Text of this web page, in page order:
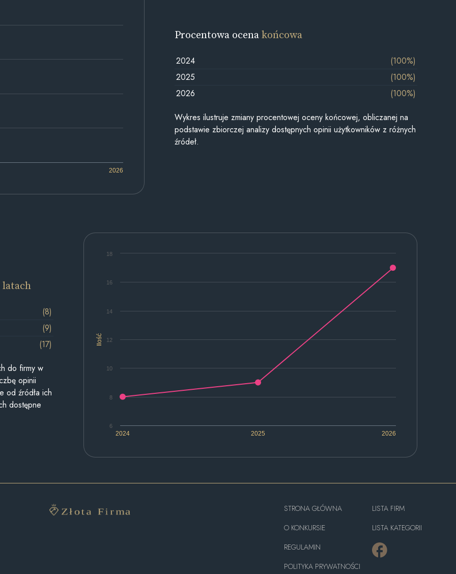
2026
Procentowa ocenakońcowa
2024
(100%)
2025
(100%)
2026
(100%)
Wykres ilustruje zmiany procentowej oceny końcowej, obliczanej na
podstawie zbiorczej analizy dostępnych opinii użytkowników z różnych
źródeł.
Ilość
2024 2025 2026
6
8
10
12
14
16
18
latach
(8)
(9)
(17)
do firmy w
opinii
od źródła ich
dostępne
STRONA GŁÓWNA
O KONKURSIE
REGULAMIN
POLITYKA PRYWATNOŚCI
LISTA FIRM
LISTA KATEGORII